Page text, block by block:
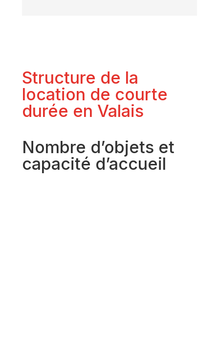
Structure de la
location de courte
durée en Valais
Nombre d’objets et
capacité d’accueil